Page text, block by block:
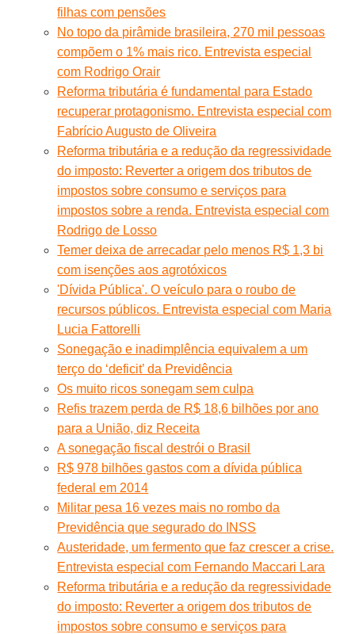
filhas com pensões
No topo da pirâmide brasileira, 270 mil pessoas
compõem o 1% mais rico. Entrevista especial
com Rodrigo Orair
Reforma tributária é fundamental para Estado
recuperar protagonismo. Entrevista especial com
Fabrício Augusto de Oliveira
Reforma tributária e a redução da regressividade
do imposto: Reverter a origem dos tributos de
impostos sobre consumo e serviços para
impostos sobre a renda. Entrevista especial com
Rodrigo de Losso
Temer deixa de arrecadar pelo menos R$ 1,3 bi
com isenções aos agrotóxicos
'Dívida Pública'. O veículo para o roubo de
recursos públicos. Entrevista especial com Maria
Lucia Fattorelli
Sonegação e inadimplência equivalem a um
terço do ‘deficit’ da Previdência
Os muito ricos sonegam sem culpa
Refis trazem perda de R$ 18,6 bilhões por ano
para a União, diz Receita
A sonegação fiscal destrói o Brasil
R$ 978 bilhões gastos com a dívida pública
federal em 2014
Militar pesa 16 vezes mais no rombo da
Previdência que segurado do INSS
Austeridade, um fermento que faz crescer a crise.
Entrevista especial com Fernando Maccari Lara
Reforma tributária e a redução da regressividade
do imposto: Reverter a origem dos tributos de
impostos sobre consumo e serviços para